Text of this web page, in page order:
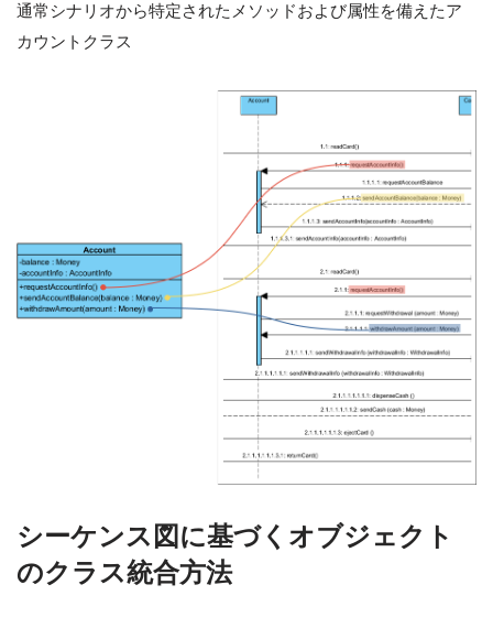
通常シナリオから特定されたメソッドおよび属性を備えたア
カウントクラス
シーケンス図に基づくオブジェクト
のクラス統合方法